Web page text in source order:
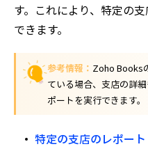
す。これにより、特定の
できます。
参考情報： Zoho Books
ている場合、支店の詳
ポートを実行できます。
特定の支店のレポート